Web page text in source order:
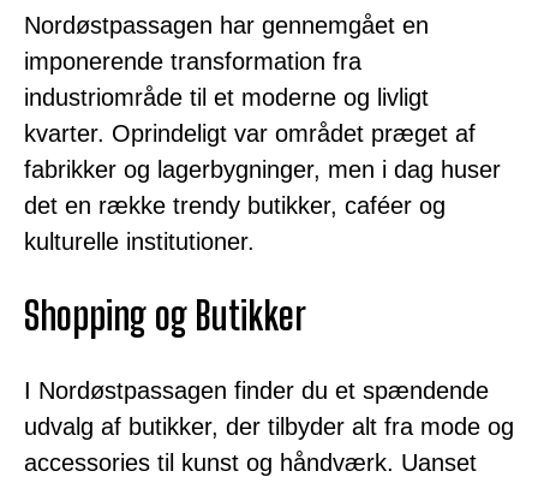
Nordøstpassagen har gennemgået en
imponerende transformation fra
industriområde til et moderne og livligt
kvarter. Oprindeligt var området præget af
fabrikker og lagerbygninger, men i dag huser
det en række trendy butikker, caféer og
kulturelle institutioner.
Shopping og Butikker
I Nordøstpassagen finder du et spændende
udvalg af butikker, der tilbyder alt fra mode og
accessories til kunst og håndværk. Uanset